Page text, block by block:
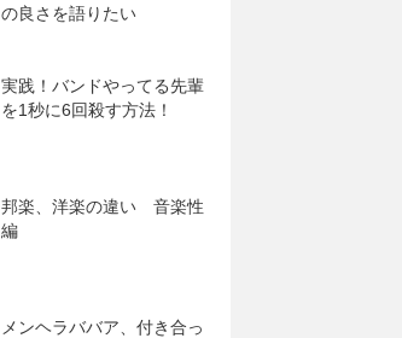
の良さを語りたい
実践！バンドやってる先輩
を1秒に6回殺す方法！
邦楽、洋楽の違い 音楽性
編
メンヘラババア、付き合っ